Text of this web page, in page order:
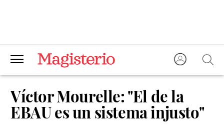
Víctor Mourelle: "El de la
EBAU es un sistema injusto"